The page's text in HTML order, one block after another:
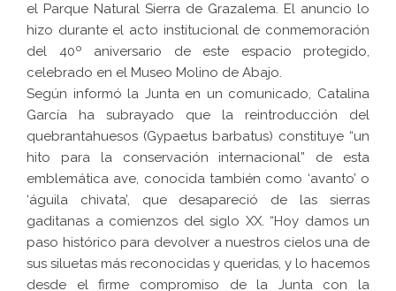
el Parque Natural Sierra de Grazalema. El anuncio lo
hizo durante el acto institucional de conmemoración
del 40º aniversario de este espacio protegido,
celebrado en el Museo Molino de Abajo.
Según informó la Junta en un comunicado, Catalina
García ha subrayado que la reintroducción del
quebrantahuesos (Gypaetus barbatus) constituye “un
hito para la conservación internacional” de esta
emblemática ave, conocida también como ‘avanto’ o
‘águila chivata’, que desapareció de las sierras
gaditanas a comienzos del siglo XX. “Hoy damos un
paso histórico para devolver a nuestros cielos una de
sus siluetas más reconocidas y queridas, y lo hacemos
desde el firme compromiso de la Junta con la